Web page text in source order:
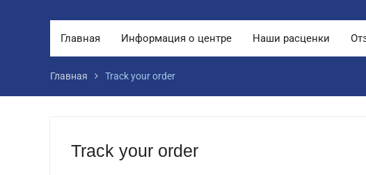
Главная Информация о центре Наши расценки
Главная Track your order
Track your order